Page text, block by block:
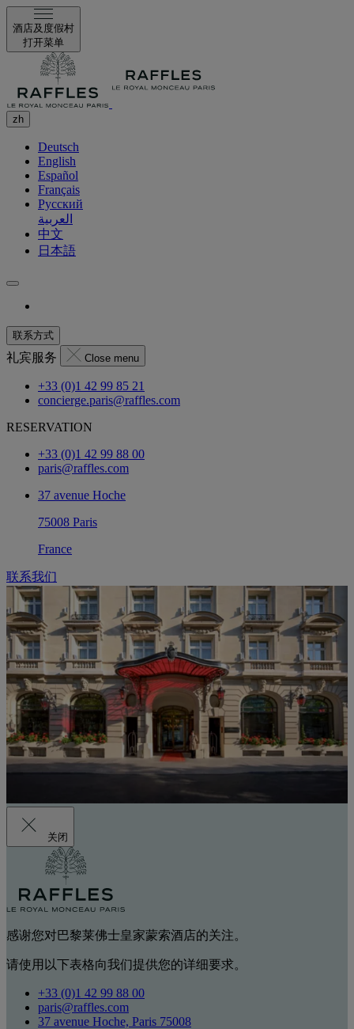
酒店及度假村
打开菜单
zh
Deutsch
English
Español
Français
Русский
العربية
中文
日本語
联系方式
礼宾服务 Close menu
+33 (0)1 42 99 85 21
concierge.paris@raffles.com
RESERVATION
+33 (0)1 42 99 88 00
paris@raffles.com
37 avenue Hoche
75008 Paris
France
联系我们
关闭
感谢您对巴黎莱佛士皇家蒙索酒店的关注。
请使用以下表格向我们提供您的详细要求。
+33 (0)1 42 99 88 00
paris@raffles.com
37 avenue Hoche, Paris 75008